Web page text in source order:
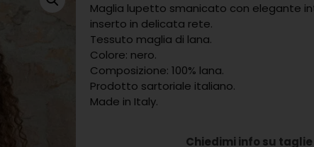
Maglia lupetto smanicato con elegante
inserto in delicata rete.
Tessuto maglia di lana.
Colore: nero.
Composizione: 100% lana.
Prodotto sartoriale italiano.
Made in Italy.
Chiedimi info su